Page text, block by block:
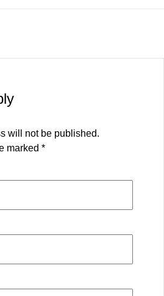
will not be published.
marked *